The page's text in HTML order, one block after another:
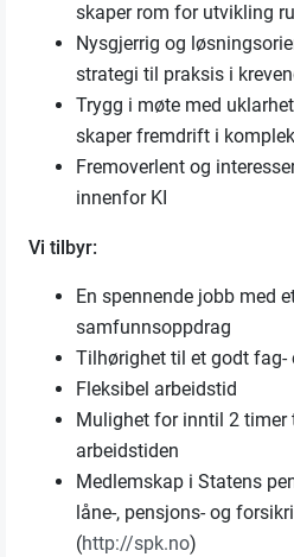
skaper rom for utvikling
Nysgjerrig og
strategi til praksis i
Trygg i møte med
skaper fremdrift i
Fremoverlent og
innenfor KI
Vi tilbyr:
En spennende jobb med
samfunnsoppdrag
Tilhørighet til et godt
Fleksibel arbeidstid
Mulighet for inntil 2 timer
arbeidstiden
Medlemskap i Statens
låne-, pensjons- og
(http://spk.no)